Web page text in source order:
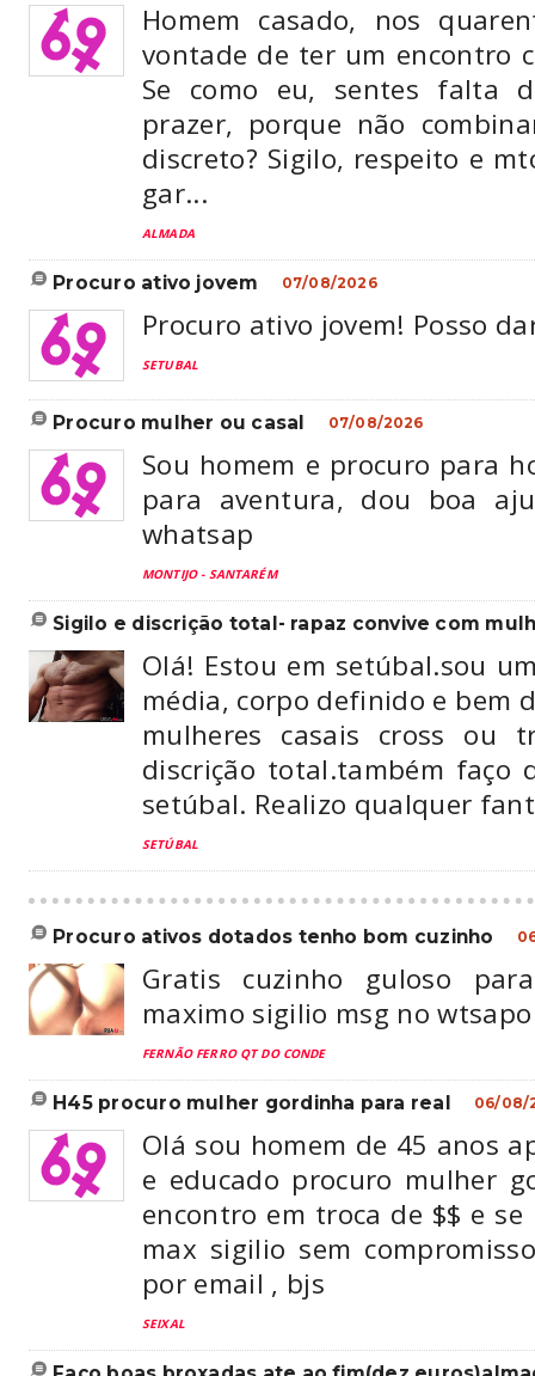
Homem casado, nos
vontade de ter um encontro
Se como eu, sentes falta
prazer, porque não
discreto? Sigilo, respeito e
gar...
ALMADA
procuro ativo jovem 07/08/2026
Procuro ativo jovem! Posso
SETUBAL
procuro mulher ou casal 07/08/2026
Sou homem e procuro para
para aventura, dou boa
whatsap
MONTIJO - SANTARÉM
sigilo e discrição total- rapaz convive com
Olá! Estou em setúbal.sou
média, corpo definido e bem
mulheres casais cross ou
discrição total.também faço
setúbal. Realizo qualquer
SETÚBAL
procuro ativos dotados tenho bom cuzinho
Gratis cuzinho guloso
maximo sigilio msg no
FERNÃO FERRO QT DO CONDE
h45 procuro mulher gordinha para real 06/08/
Olá sou homem de 45 anos
e educado procuro mulher
encontro em troca de $$ e
max sigilio sem
por email , bjs
SEIXAL